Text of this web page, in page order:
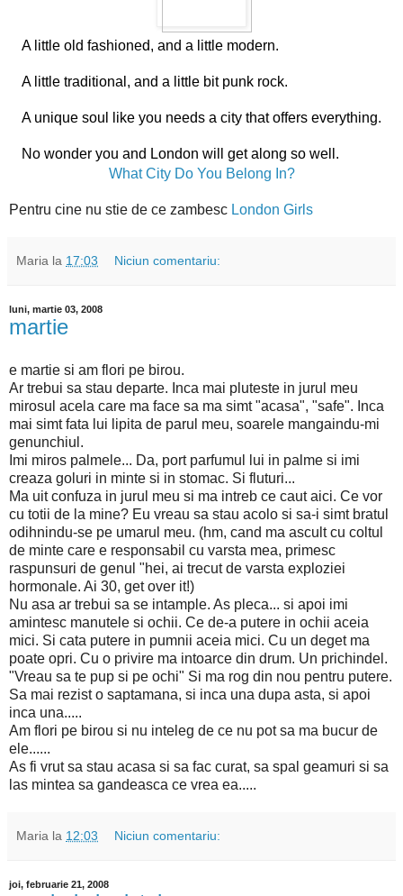
A little old fashioned, and a little modern.
A little traditional, and a little bit punk rock.
A unique soul like you needs a city that offers everything.
No wonder you and London will get along so well.
What City Do You Belong In?
Pentru cine nu stie de ce zambesc London Girls
Maria la 17:03 Niciun comentariu:
luni, martie 03, 2008
martie
e martie si am flori pe birou.
Ar trebui sa stau departe. Inca mai pluteste in jurul meu
mirosul acela care ma face sa ma simt "acasa", "safe". Inca
mai simt fata lui lipita de parul meu, soarele mangaindu-mi
genunchiul.
Imi miros palmele... Da, port parfumul lui in palme si imi
creaza goluri in minte si in stomac. Si fluturi...
Ma uit confuza in jurul meu si ma intreb ce caut aici. Ce vor
cu totii de la mine? Eu vreau sa stau acolo si sa-i simt bratul
odihnindu-se pe umarul meu. (hm, cand ma ascult cu coltul
de minte care e responsabil cu varsta mea, primesc
raspunsuri de genul "hei, ai trecut de varsta exploziei
hormonale. Ai 30, get over it!)
Nu asa ar trebui sa se intample. As pleca... si apoi imi
amintesc manutele si ochii. Ce de-a putere in ochii aceia
mici. Si cata putere in pumnii aceia mici. Cu un deget ma
poate opri. Cu o privire ma intoarce din drum. Un prichindel.
"Vreau sa te pup si pe ochi" Si ma rog din nou pentru putere.
Sa mai rezist o saptamana, si inca una dupa asta, si apoi
inca una.....
Am flori pe birou si nu inteleg de ce nu pot sa ma bucur de
ele......
As fi vrut sa stau acasa si sa fac curat, sa spal geamuri si sa
las mintea sa gandeasca ce vrea ea.....
Maria la 12:03 Niciun comentariu:
joi, februarie 21, 2008